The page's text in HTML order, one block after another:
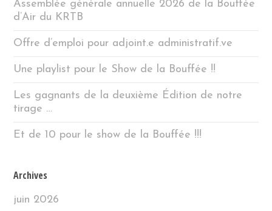
Assemblée générale annuelle 2026 de la Bouffée
d’Air du KRTB
Offre d’emploi pour adjoint.e administratif.ve
Une playlist pour le Show de la Bouffée !!
Les gagnants de la deuxième Édition de notre
tirage …
Et de 10 pour le show de la Bouffée !!!
Archives
juin 2026